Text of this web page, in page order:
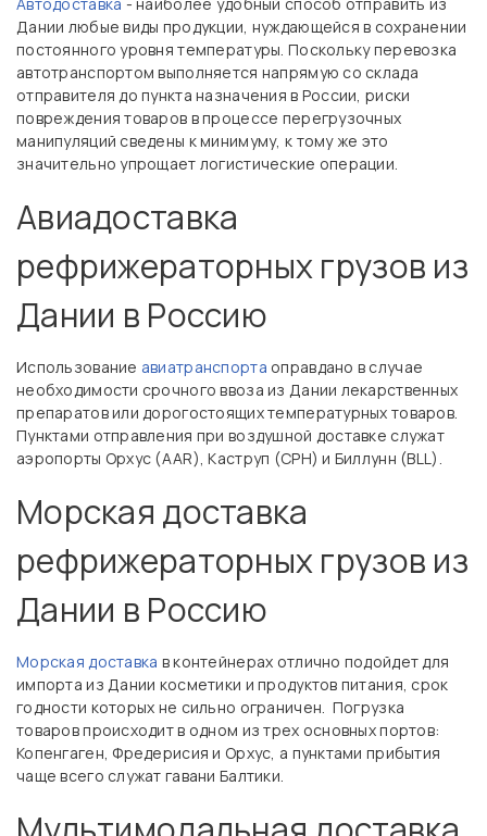
Дании любые виды продукции, нуждающейся в сохранении
постоянного уровня температуры. Поскольку перевозка
автотранспортом выполняется напрямую со склада
отправителя до пункта назначения в России, риски
повреждения товаров в процессе перегрузочных
манипуляций сведены к минимуму, к тому же это
значительно упрощает логистические операции.
Авиадоставка
рефрижераторных грузов из
Дании в Россию
Использование авиатранспорта оправдано в случае
необходимости срочного ввоза из Дании лекарственных
препаратов или дорогостоящих температурных товаров.
Пунктами отправления при воздушной доставке служат
аэропорты Орхус (AAR), Каструп (CPH) и Биллунн (BLL).
Морская доставка
рефрижераторных грузов из
Дании в Россию
Морская доставка в контейнерах отлично подойдет для
импорта из Дании косметики и продуктов питания, срок
годности которых не сильно ограничен. Погрузка
товаров происходит в одном из трех основных портов:
Копенгаген, Фредерисия и Орхус, а пунктами прибытия
чаще всего служат гавани Балтики.